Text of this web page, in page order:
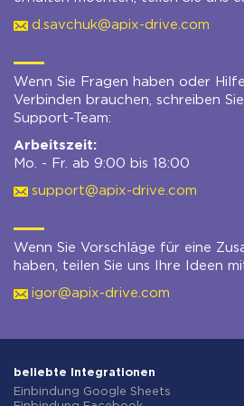
d.savchuk@apix-drive.com
Wenn Sie Fragen haben oder
Verbinden brauchen, schreiben
Support-Team:
Arbeitszeit:
Mo. - Fr. ab 9:00 bis 18:00
support@apix-drive.com
Wenn Sie Vorschläge für eine
haben, teilen Sie uns Ihre Ideen
igor@apix-drive.com
beliebte Integrationen
Einbindung Google Sheets